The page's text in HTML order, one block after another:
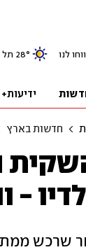
לנו 28° תל
ידיעות+
חדשות בארץ
-
שרכש